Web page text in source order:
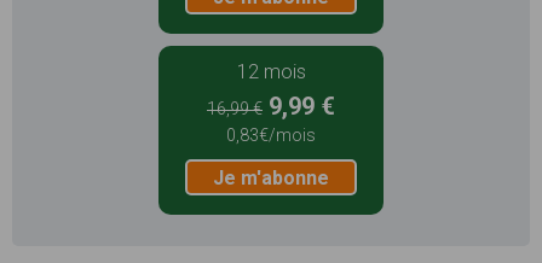
12 mois
16,99 € 9,99 €
0,83€/mois
Je m'abonne